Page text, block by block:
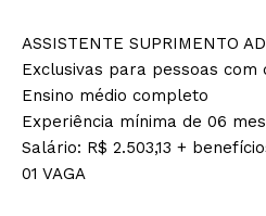
ASSISTENTE SUPRIMENTO
Exclusivas para pessoas com
Ensino médio completo
Experiência mínima de 06
Salário: R$ 2.503,13 +
01 VAGA